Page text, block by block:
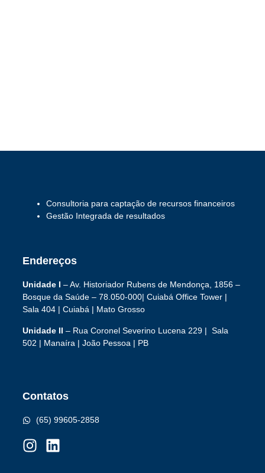
Consultoria para captação de recursos financeiros
Gestão Integrada de resultados
Endereços
Unidade I – Av. Historiador Rubens de Mendonça, 1856 –
Bosque da Saúde – 78.050-000| Cuiabá Office Tower |
Sala 404 | Cuiabá | Mato Grosso
Unidade II – Rua Coronel Severino Lucena 229 | Sala
502 | Manaíra | João Pessoa | PB
Contatos
(65) 99605-2858